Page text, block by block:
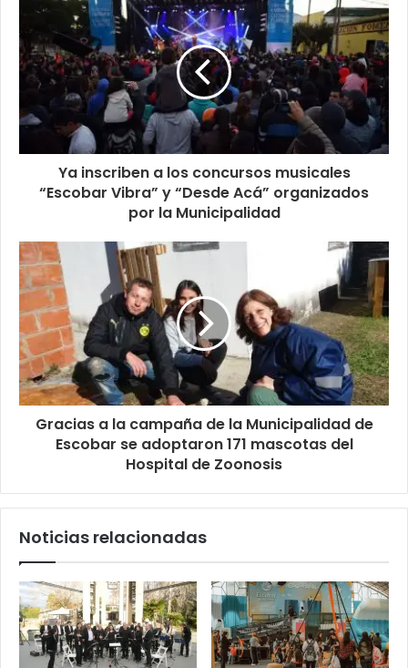
Ya inscriben a los concursos musicales
“Escobar Vibra” y “Desde Acá” organizados
por la Municipalidad
Gracias a la campaña de la Municipalidad de
Escobar se adoptaron 171 mascotas del
Hospital de Zoonosis
Noticias relacionadas